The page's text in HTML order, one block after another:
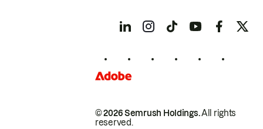
© 2026 Semrush Holdings.All rights
reserved.